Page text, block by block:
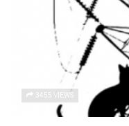
3455 VIEWS